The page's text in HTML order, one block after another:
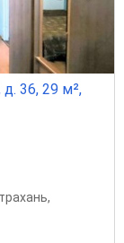
36, 29 м²,
,